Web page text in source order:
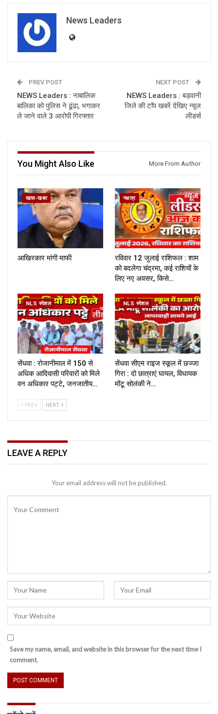
News Leaders
PREV POST
NEWS Leaders : नाबालिक
बालिका को पुलिस ने ढूंढा, भगाकर
ले जाने वाले 3 आरोपी गिरफ्तार
NEXT POST
NEWS Leaders : बड़वानी
जिले की टाॅप खबरें देखिए न्यूज
लीडर्स
You Might Also Like More From Author
खास-खबर
आखिरकार मांगी माफी
नक्षत्र
रविवार 12 जुलाई राशिफल : शाम
को बदलेगा चंद्रमा, कई राशियों के
लिए नए अवसर, किसे…
NLS स्पेशल
सेंधवा : रोजानीमाल में 150 से
अधिक आदिवासी परिवारों को मिले
वन अधिकार पट्टे, जनजातीय…
NLS स्पेशल
सेंधवा सीएम राइज स्कूल में छज्जा
गिरा : दो छात्राएं घायल, विधायक
मोंटू सोलंकी ने…
PREV NEXT
LEAVE A REPLY
Your email address will not be published.
Save my name, email, and website in this browser for the next time I
comment.